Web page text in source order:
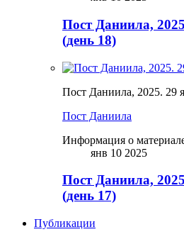
Пост Даниила,
(день 18)
Пост Даниила, 2025. 29
Пост Даниила
Информация о
янв 10 2025
Пост Даниила,
(день 17)
Публикации